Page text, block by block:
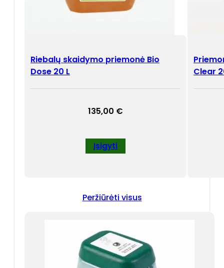
Riebalų skaidymo priemonė Bio
Dose 20 L
135,00 €
Įsigyti
Clear
Peržiūrėti visus